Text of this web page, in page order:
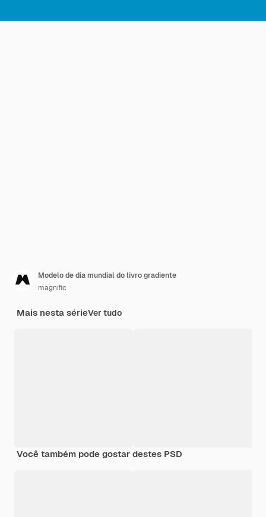
Modelo de dia mundial do livro gradiente
magnific
Mais nesta sérieVer tudo
Você também pode gostar destes PSD